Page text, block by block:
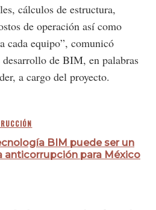
cálculos de estructura,
de operación así como
cada equipo”, comunicó
de BIM, en palabras
a cargo del proyecto.
BIM puede ser un
anticorrupción para México